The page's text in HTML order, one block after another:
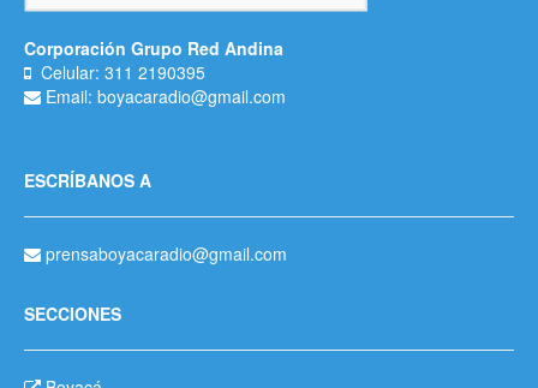
Corporación Grupo Red Andina
Celular: 311 2190395
Email: boyacaradio@gmail.com
ESCRÍBANOS A
prensaboyacaradio@gmail.com
SECCIONES